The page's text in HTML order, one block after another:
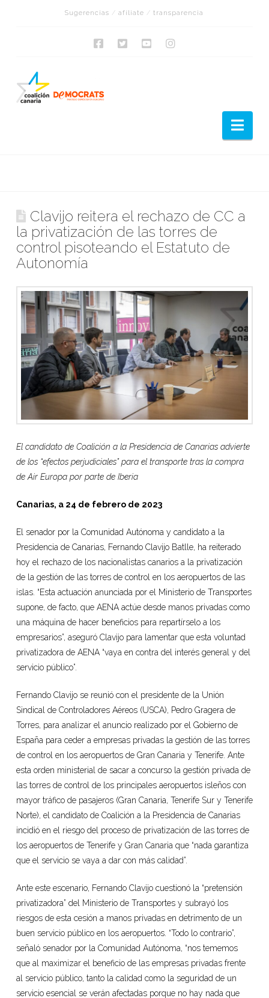
Sugerencias /afíliate /transparencia
Clavijo reitera el rechazo de CC a
la privatización de las torres de
control pisoteando el Estatuto de
Autonomía
El candidato de Coalición a la Presidencia de Canarias advierte
de los “efectos perjudiciales” para el transporte tras la compra
de Air Europa por parte de Iberia
Canarias, a 24 de febrero de 2023
El senador por la Comunidad Autónoma y candidato a la
Presidencia de Canarias, Fernando Clavijo Batlle, ha reiterado
hoy el rechazo de los nacionalistas canarios a la privatización
de la gestión de las torres de control en los aeropuertos de las
islas. “Esta actuación anunciada por el Ministerio de Transportes
supone, de facto, que AENA actúe desde manos privadas como
una máquina de hacer beneficios para repartírselo a los
empresarios”, aseguró Clavijo para lamentar que esta voluntad
privatizadora de AENA “vaya en contra del interés general y del
servicio público”.
Fernando Clavijo se reunió con el presidente de la Unión
Sindical de Controladores Aéreos (USCA), Pedro Gragera de
Torres, para analizar el anuncio realizado por el Gobierno de
España para ceder a empresas privadas la gestión de las torres
de control en los aeropuertos de Gran Canaria y Tenerife. Ante
esta orden ministerial de sacar a concurso la gestión privada de
las torres de control de los principales aeropuertos isleños con
mayor tráfico de pasajeros (Gran Canaria, Tenerife Sur y Tenerife
Norte), el candidato de Coalición a la Presidencia de Canarias
incidió en el riesgo del proceso de privatización de las torres de
los aeropuertos de Tenerife y Gran Canaria que “nada garantiza
que el servicio se vaya a dar con más calidad”.
Ante este escenario, Fernando Clavijo cuestionó la “pretensión
privatizadora” del Ministerio de Transportes y subrayó los
riesgos de esta cesión a manos privadas en detrimento de un
buen servicio público en los aeropuertos. “Todo lo contrario”,
señaló senador por la Comunidad Autónoma, “nos tememos
que al maximizar el beneficio de las empresas privadas frente
al servicio público, tanto la calidad como la seguridad de un
servicio esencial se verán afectadas porque no hay nada que